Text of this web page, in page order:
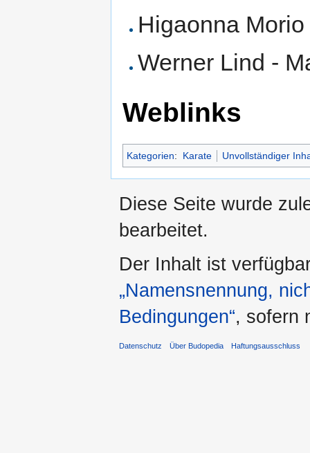
Higaonna
Werner Lind -
Weblinks
Kategorien: Karate Unvollständiger
Diese Seite wurde
bearbeitet.
Der Inhalt ist
„Namensnennung,
Bedingungen“, sofern
Datenschutz Über Budopedia Haftungsausschluss